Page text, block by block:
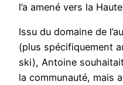
l’a amené vers la
Issu du domaine de
(plus spécifiquement
ski), Antoine
la communauté, mais